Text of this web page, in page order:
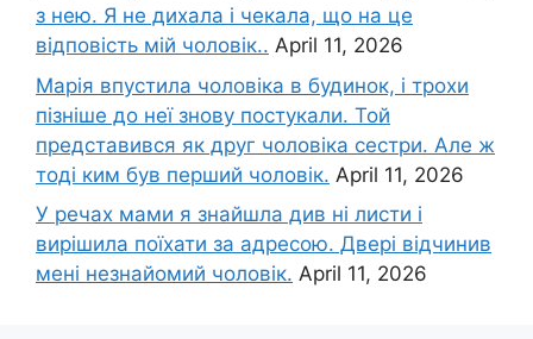
з нею. Я не дихала і чекала, що на це
відповість мій чоловік.. April 11, 2026
Марія впустила чоловіка в будинок, і трохи
пізніше до неї знову постукали. Той
представився як друг чоловіка сестри. Але ж
тоді ким був перший чоловік. April 11, 2026
У речах мами я знайшла див ні листи і
вирішила поїхати за адресою. Двері відчинив
мені незнайомий чоловік. April 11, 2026